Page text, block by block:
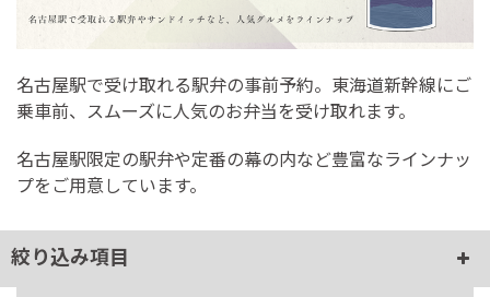
名古屋駅で受け取れる駅弁の事前予約。東海道新幹線にご
乗車前、スムーズに人気のお弁当を受け取れます。
名古屋駅限定の駅弁や定番の幕の内など豊富なラインナッ
プをご用意しています。
絞り込み項目